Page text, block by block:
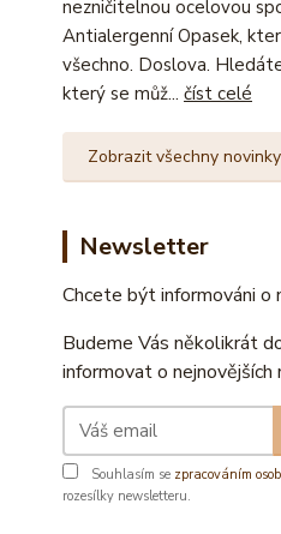
nezničitelnou ocelovou
Antialergenní Opasek,
všechno. Doslova.
který se můž... číst celé
Zobrazit všechny novinky
Newsletter
Chcete být informováni o
Budeme Vás několikrát
informovat o nejnovějších
Souhlasím se zpracováním
rozesílky newsletteru.